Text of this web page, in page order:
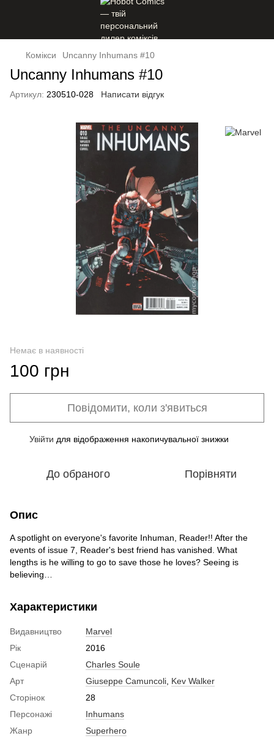
Комікси Uncanny Inhumans #10
Uncanny Inhumans #10
Артикул: 230510-028 Написати відгук
Немає в наявності
100 грн
Повідомити, коли з'явиться
Увійти для відображення накопичувальної знижки
До обраного Порівняти
Опис
A spotlight on everyone's favorite Inhuman, Reader!! After the
events of issue 7, Reader's best friend has vanished. What
lengths is he willing to go to save those he loves? Seeing is
believing…
Характеристики
Видавництво
Marvel
Рік
2016
Сценарій
Charles Soule
Арт
Giuseppe Camuncoli Kev Walker
Сторінок
28
Персонажі
Inhumans
Жанр
Superhero